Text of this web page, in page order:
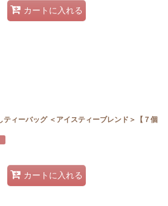
カートに入れる
ィーバッグ ＜アイスティーブレンド＞【７個
カートに入れる